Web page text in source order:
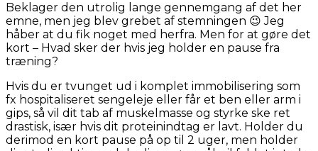
Beklager den utrolig lange gennemgang af det her
emne, men jeg blev grebet af stemningen 😉 Jeg
håber at du fik noget med herfra. Men for at gøre det
kort – Hvad sker der hvis jeg holder en pause fra
træning?
Hvis du er tvunget ud i komplet immobilisering som
fx hospitaliseret sengeleje eller får et ben eller arm i
gips, så vil dit tab af muskelmasse og styrke ske ret
drastisk, især hvis dit proteinindtag er lavt. Holder du
derimod en kort pause på op til 2 uger, men holder